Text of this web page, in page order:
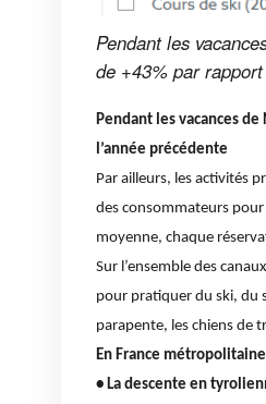
Pendant les
de +43% par
Pendant les vacances
l’année précédente
Par ailleurs, les activités
des consommateurs pour
moyenne, chaque
Sur l’ensemble des
pour pratiquer du ski, du
parapente, les chiens de
En France
• La descente en